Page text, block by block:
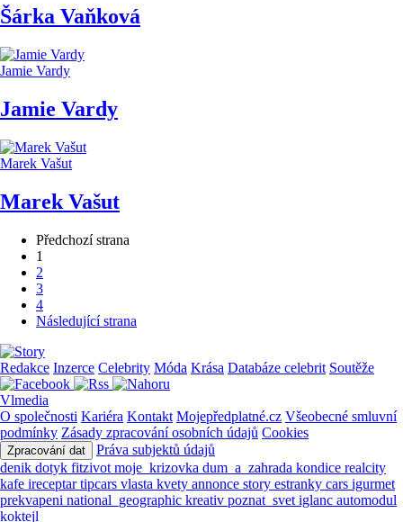
Šárka Vaňková
Jamie Vardy
Jamie Vardy
Marek Vašut
Marek Vašut
Předchozí strana
1
2
3
4
Následující strana
Redakce Inzerce Celebrity Móda Krása Databáze celebrit Soutěže
Vlmedia
O společnosti Kariéra Kontakt Mojepředplatné.cz Všeobecné smluvní
podmínky Zásady zpracování osobních údajů Cookies
Zpracování dat
Práva subjektů údajů
denik dotyk fitzivot moje_krizovka dum_a_zahrada kondice realcity
kafe ireceptartipcars vlasta kvety annonce story estranky cars igurmet
prekvapeni national_geographic kreativ poznat_svet iglanc automodul
koktejl